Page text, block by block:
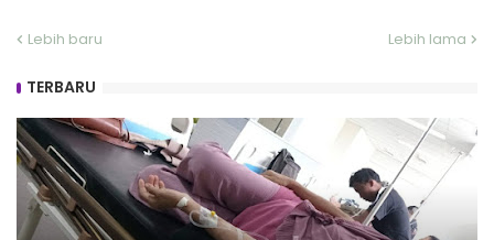
Lebih baru Lebih lama
TERBARU